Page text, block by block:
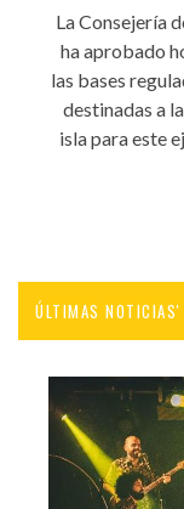
La Consejería
ha aprobado
las bases
destinadas a
isla para este
ÚLTIMAS NOTICIAS'